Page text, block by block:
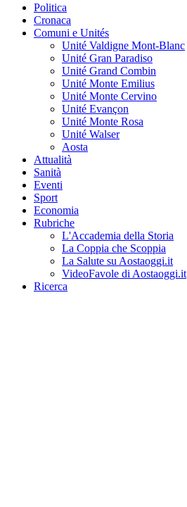
Politica
Cronaca
Comuni e Unités
Unité Valdigne Mont-Blanc
Unité Gran Paradiso
Unité Grand Combin
Unité Monte Emilius
Unité Monte Cervino
Unité Evançon
Unité Monte Rosa
Unité Walser
Aosta
Attualità
Sanità
Eventi
Sport
Economia
Rubriche
L'Accademia della Storia
La Coppia che Scoppia
La Salute su Aostaoggi.it
VideoFavole di Aostaoggi.it
Ricerca